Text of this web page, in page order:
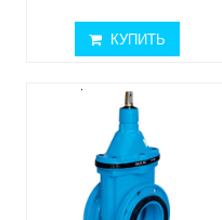
КУПИТЬ